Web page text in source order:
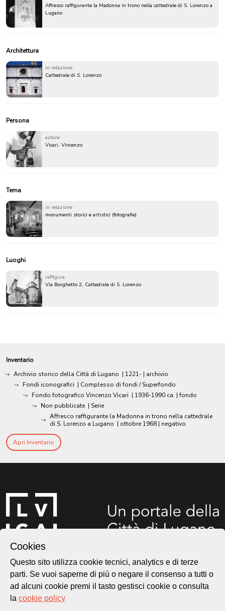
Affresco raffigurante la Madonna in trono nella cattedrale di S. Lorenzo a
Lugano
Architettura
in relazione
Cattedrale di S. Lorenzo
Persona
autore
Vicari, Vincenzo
Tema
in relazione
monumenti storici e artistici (fotografie)
Luoghi
raffigura
Via Borghetto 2, Cattedrale di S. Lorenzo
Inventario
Archivio storico della Città di Lugano | 1221- | archivio
Fondi iconografici | Complesso di fondi / Superfondo
Fondo fotografico Vincenzo Vicari | 1936-1990 ca. | fondo
Non pubblicate | Serie
Affresco raffigurante la Madonna in trono nella cattedrale
di S. Lorenzo a Lugano | ottobre 1968 | negativo
Apri Inventario
Città di Lugano
Cookies
Questo sito utilizza cookie tecnici, analytics e di terze
parti. Se vuoi saperne di più o negare il consenso a tutti o
ad alcuni cookie premi il tasto gestisci cookie o consulta
la cookie policy